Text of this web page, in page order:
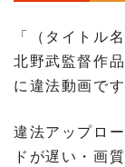
「（タイトル
北野武監督作
に違法動画です
違法アップロ
ドが遅い・画